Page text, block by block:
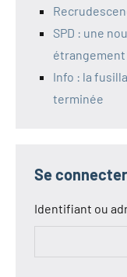
SPD : une
Info : la
terminée
Se connecter
Identifiant ou